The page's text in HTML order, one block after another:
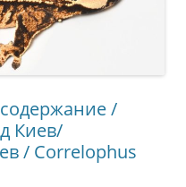
/
Киев/
/ Correlophus